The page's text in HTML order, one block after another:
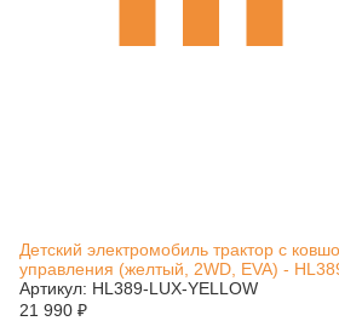
Детский электромобиль трактор с
управления (желтый, 2WD, EVA) -
Артикул: HL389-LUX-YELLOW
21 990 ₽